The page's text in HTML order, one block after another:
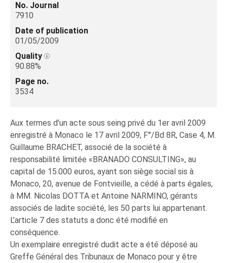
No. Journal
7910
Date of publication
01/05/2009
Quality
90.88%
Page no.
3534
Aux termes d’un acte sous seing privé du 1er avril 2009
enregistré à Monaco le 17 avril 2009, F°/Bd 8R, Case 4, M.
Guillaume BRACHET, associé de la société à
responsabilité limitée «BRANADO CONSULTING», au
capital de 15.000 euros, ayant son siège social sis à
Monaco, 20, avenue de Fontvieille, a cédé à parts égales,
à MM. Nicolas DOTTA et Antoine NARMINO, gérants
associés de ladite société, les 50 parts lui appartenant.
L’article 7 des statuts a donc été modifié en
conséquence.
Un exemplaire enregistré dudit acte a été déposé au
Greffe Général des Tribunaux de Monaco pour y être